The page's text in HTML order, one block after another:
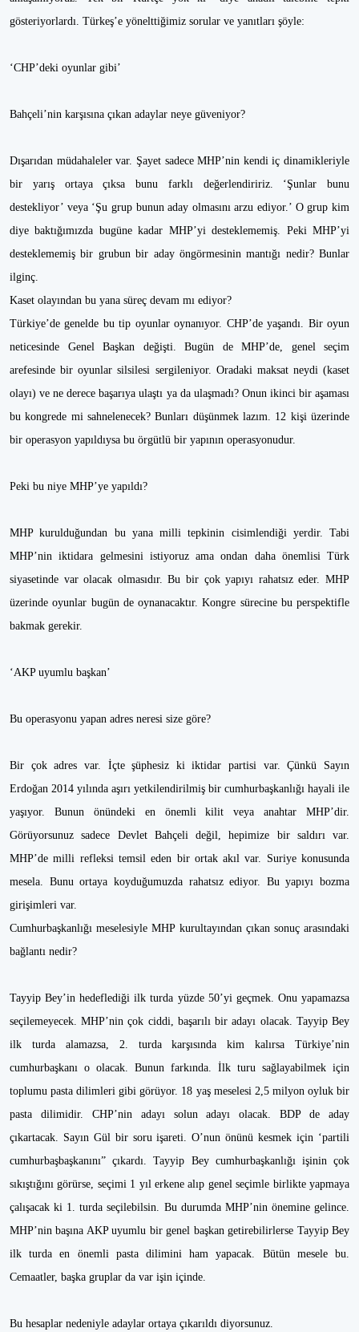
gösteriyorlardı. Türkeş’e yönelttiğimiz sorular ve yanıtları şöyle:
‘CHP’deki oyunlar gibi’
Bahçeli’nin karşısına çıkan adaylar neye güveniyor?
Dışarıdan müdahaleler var. Şayet sadece MHP’nin kendi iç dinamikleriyle
bir yarış ortaya çıksa bunu farklı değerlendiririz. ‘Şunlar bunu
destekliyor’ veya ‘Şu grup bunun aday olmasını arzu ediyor.’ O grup kim
diye baktığımızda bugüne kadar MHP’yi desteklememiş. Peki MHP’yi
desteklememiş bir grubun bir aday öngörmesinin mantığı nedir? Bunlar
ilginç.
Kaset olayından bu yana süreç devam mı ediyor?
Türkiye’de genelde bu tip oyunlar oynanıyor. CHP’de yaşandı. Bir oyun
neticesinde Genel Başkan değişti. Bugün de MHP’de, genel seçim
arefesinde bir oyunlar silsilesi sergileniyor. Oradaki maksat neydi (kaset
olayı) ve ne derece başarıya ulaştı ya da ulaşmadı? Onun ikinci bir aşaması
bu kongrede mi sahnelenecek? Bunları düşünmek lazım. 12 kişi üzerinde
bir operasyon yapıldıysa bu örgütlü bir yapının operasyonudur.
Peki bu niye MHP’ye yapıldı?
MHP kurulduğundan bu yana milli tepkinin cisimlendiği yerdir. Tabi
MHP’nin iktidara gelmesini istiyoruz ama ondan daha önemlisi Türk
siyasetinde var olacak olmasıdır. Bu bir çok yapıyı rahatsız eder. MHP
üzerinde oyunlar bugün de oynanacaktır. Kongre sürecine bu perspektifle
bakmak gerekir.
‘AKP uyumlu başkan’
Bu operasyonu yapan adres neresi size göre?
Bir çok adres var. İçte şüphesiz ki iktidar partisi var. Çünkü Sayın
Erdoğan 2014 yılında aşırı yetkilendirilmiş bir cumhurbaşkanlığı hayali ile
yaşıyor. Bunun önündeki en önemli kilit veya anahtar MHP’dir.
Görüyorsunuz sadece Devlet Bahçeli değil, hepimize bir saldırı var.
MHP’de milli refleksi temsil eden bir ortak akıl var. Suriye konusunda
mesela. Bunu ortaya koyduğumuzda rahatsız ediyor. Bu yapıyı bozma
girişimleri var.
Cumhurbaşkanlığı meselesiyle MHP kurultayından çıkan sonuç arasındaki
bağlantı nedir?
Tayyip Bey’in hedeflediği ilk turda yüzde 50’yi geçmek. Onu yapamazsa
seçilemeyecek. MHP’nin çok ciddi, başarılı bir adayı olacak. Tayyip Bey
ilk turda alamazsa, 2. turda karşısında kim kalırsa Türkiye’nin
cumhurbaşkanı o olacak. Bunun farkında. İlk turu sağlayabilmek için
toplumu pasta dilimleri gibi görüyor. 18 yaş meselesi 2,5 milyon oyluk bir
pasta dilimidir. CHP’nin adayı solun adayı olacak. BDP de aday
çıkartacak. Sayın Gül bir soru işareti. O’nun önünü kesmek için ‘partili
cumhurbaşbaşkanını” çıkardı. Tayyip Bey cumhurbaşkanlığı işinin çok
sıkıştığını görürse, seçimi 1 yıl erkene alıp genel seçimle birlikte yapmaya
çalışacak ki 1. turda seçilebilsin. Bu durumda MHP’nin önemine gelince.
MHP’nin başına AKP uyumlu bir genel başkan getirebilirlerse Tayyip Bey
ilk turda en önemli pasta dilimini ham yapacak. Bütün mesele bu.
Cemaatler, başka gruplar da var işin içinde.
Bu hesaplar nedeniyle adaylar ortaya çıkarıldı diyorsunuz.